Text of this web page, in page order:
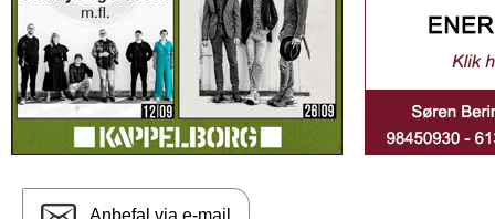
Anbefal via e-mail